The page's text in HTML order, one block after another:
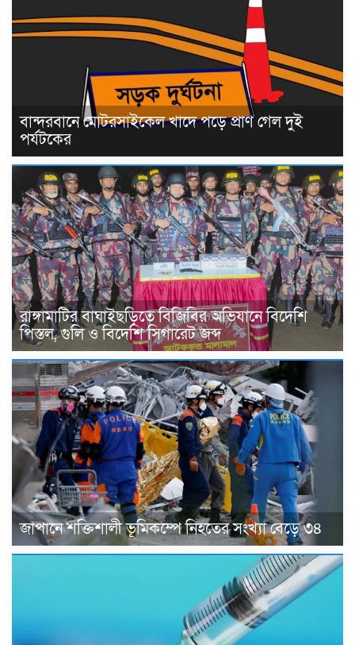
বান্দরবানে মোটরসাইকেল খাদে পড়ে প্রাণ গেল দুই
পর্যটকের
রাঙ্গামাটির বাঘাইছড়িতে বিজিবির অভিযানে বিদেশি
পিস্তল, গুলি ও বিদেশি সিগারেট জব্দ
জাপানে শক্তিশালী ভূমিকম্পে নিহতের সংখ্যা বেড়ে ৩৪